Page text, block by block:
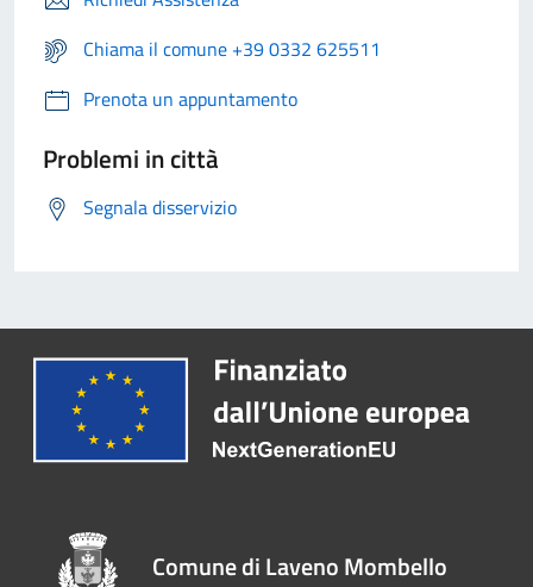
Chiama il comune +39 0332 625511
Prenota un appuntamento
Problemi in città
Segnala disservizio
Comune di Laveno Mombello